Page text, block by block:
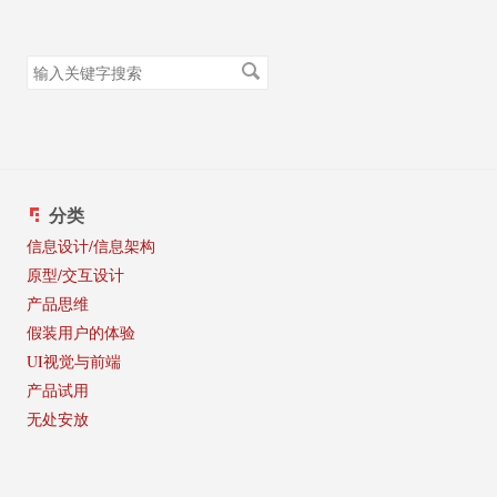
搜
索
分类
信息设计/信息架构
原型/交互设计
产品思维
假装用户的体验
UI视觉与前端
产品试用
无处安放